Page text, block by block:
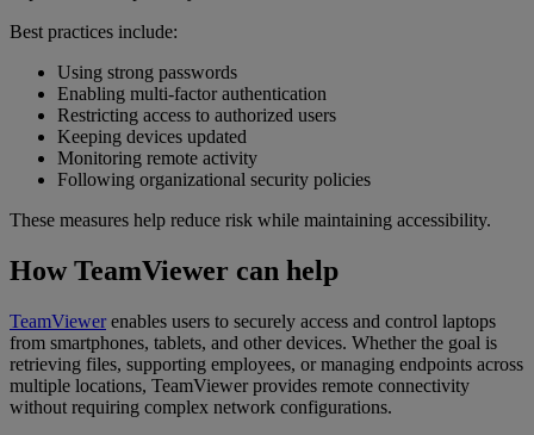
Best practices include:
Using strong passwords
Enabling multi-factor authentication
Restricting access to authorized users
Keeping devices updated
Monitoring remote activity
Following organizational security policies
These measures help reduce risk while maintaining accessibility.
How TeamViewer can help
TeamViewerenables users to securely access and control laptops
from smartphones, tablets, and other devices. Whether the goal is
retrieving files, supporting employees, or managing endpoints across
multiple locations, TeamViewer provides remote connectivity
without requiring complex network configurations.